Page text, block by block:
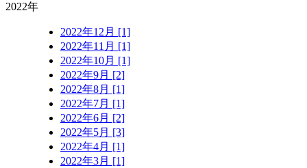
2022年
2022年12月 [1]
2022年11月 [1]
2022年10月 [1]
2022年9月 [2]
2022年8月 [1]
2022年7月 [1]
2022年6月 [2]
2022年5月 [3]
2022年4月 [1]
2022年3月 [1]